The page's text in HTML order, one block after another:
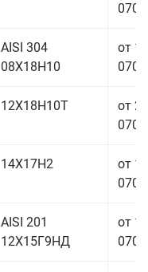
AISI 304
08Х18Н10
от
12Х18Н10Т
от
14Х17Н2
от
AISI 201
12Х15Г9НД
от